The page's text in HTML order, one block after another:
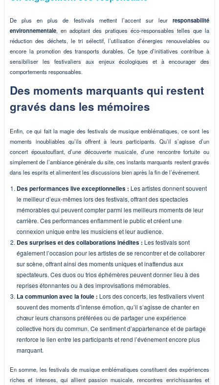
De plus en plus de festivals mettent l’accent sur leur responsabilité
environnementale, en adoptant des pratiques éco-responsables telles que la
réduction des déchets, le tri sélectif, l’utilisation d’énergies renouvelables ou
encore la promotion des transports durables. Ce type d’initiatives contribue à
sensibiliser les festivaliers aux enjeux écologiques et à encourager des
comportements responsables.
Des moments marquants qui restent
gravés dans les mémoires
Enfin, ce qui fait la magie des festivals de musique emblématiques, ce sont les
moments inoubliables qu’ils offrent à leurs participants. Qu’il s’agisse d’un
concert époustouflant, d’une découverte musicale, d’une rencontre fortuite ou
simplement de l’ambiance générale du site, ces instants marquants restent gravés
dans les esprits et alimentent les discussions bien après la fin de l’événement.
Des performances live exceptionnelles : Les artistes donnent souvent
le meilleur d’eux-mêmes lors des festivals, offrant des spectacles
mémorables qui peuvent compter parmi les meilleurs moments de leur
carrière. Ces performances enflamment le public et créent une
connexion unique entre les musiciens et leur audience.
Des surprises et des collaborations inédites : Les festivals sont
également l’occasion pour les artistes de se rencontrer et de collaborer
sur scène, offrant ainsi des moments uniques et inattendus aux
spectateurs. Ces duos ou trios éphémères peuvent donner lieu à des
reprises étonnantes ou à des improvisations mémorables.
La communion avec la foule : Lors des concerts, les festivaliers vivent
souvent des moments d’intense émotion, qu’il s’agisse de chanter en
chœur leurs chansons préférées ou de partager une expérience
collective hors du commun. Ce sentiment d’appartenance et de partage
renforce le lien entre les participants et rend l’événement encore plus
marquant.
En somme, les festivals de musique emblématiques constituent des expériences
riches et intenses, qui allient passion musicale, rencontres enrichissantes et